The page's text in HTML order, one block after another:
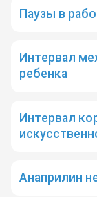
Паузы в
Интервал
ребенка
Интервал
Анаприлин